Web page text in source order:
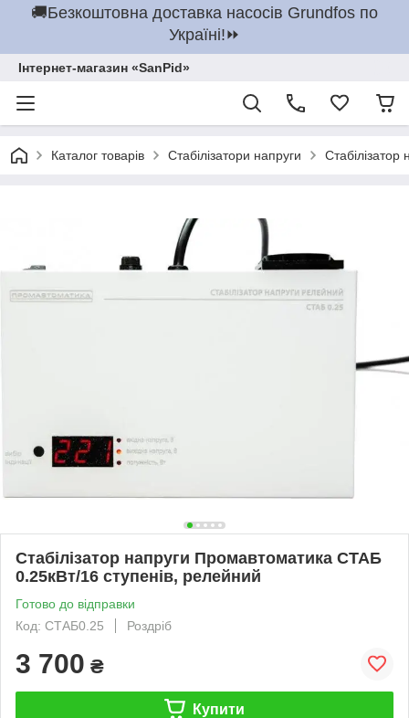
🚚Безкоштовна доставка насосів Grundfos по
Україні!⏩
Інтернет-магазин «SanPid»
Каталог товарів Стабілізатори напруги
Стабілізатор напруги Промавтоматика СТАБ
0.25кВт/16 ступенів, релейний
Готово до відправки
Код: СТАБ0.25
Роздріб
3 700 ₴
Купити